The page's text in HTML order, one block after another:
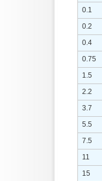
0.1
0.2
0.4
0.75
1.5
2.2
3.7
5.5
7.5
11
15